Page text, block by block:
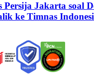
Persija Jakarta soal
ke Timnas